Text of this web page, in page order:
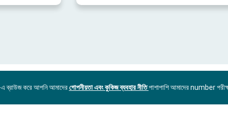
ব্রাউজ করে আপনি আমাদেরগোপনীয়তা এবং কুকিজ ব্যবহার নীতিপাশাপাশি আমাদের number